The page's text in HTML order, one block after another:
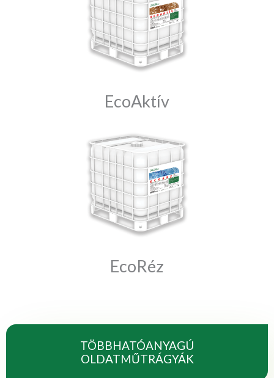
EcoAktív
EcoRéz
TÖBBHATÓANYAGÚ
OLDATMŰTRÁGYÁK